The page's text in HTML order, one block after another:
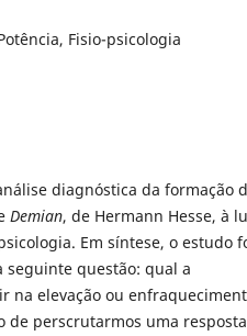
Fisio-psicologia
diagnóstica da formação
Demian, de Hermann Hesse, à
Em síntese, o estudo
seguinte questão: qual a
na elevação ou
de perscrutarmos uma